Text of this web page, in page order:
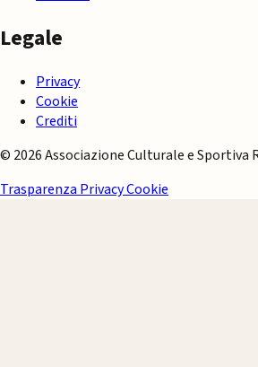
Legale
Privacy
Cookie
Crediti
© 2026 Associazione Culturale e Sportiva
Trasparenza PrivacyCookie